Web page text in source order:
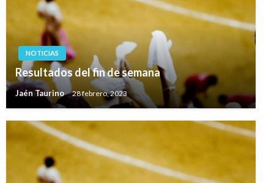
NOTICIAS
Resultados del fin de semana
Jaén Taurino 28 febrero, 2023